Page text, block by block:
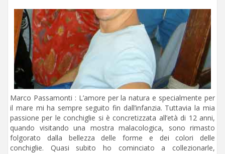
Marco Passamonti : L’amore per la natura e specialmente per
il mare mi ha sempre seguito fin dall’infanzia. Tuttavia la mia
passione per le conchiglie si è concretizzata all’età di 12 anni,
quando visitando una mostra malacologica, sono rimasto
folgorato dalla bellezza delle forme e dei colori delle
conchiglie. Quasi subito ho cominciato a collezionarle,